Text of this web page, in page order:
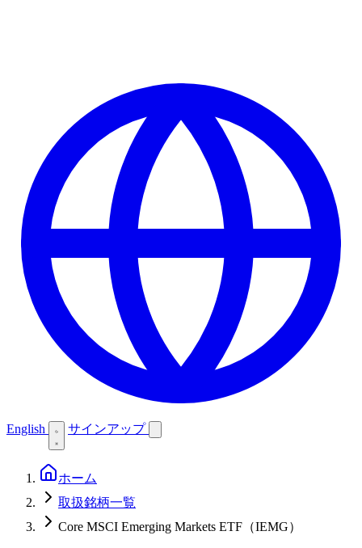
English サインアップ
ホーム
取扱銘柄一覧
Core MSCI Emerging Markets ETF（IEMG）